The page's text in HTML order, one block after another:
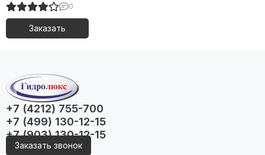
0
Заказать
+7 (4212) 755-700
+7 (499) 130-12-15
+7 (903) 130-12-15
Заказать звонок